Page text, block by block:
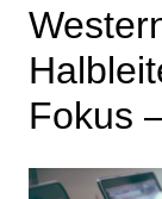
Fokus